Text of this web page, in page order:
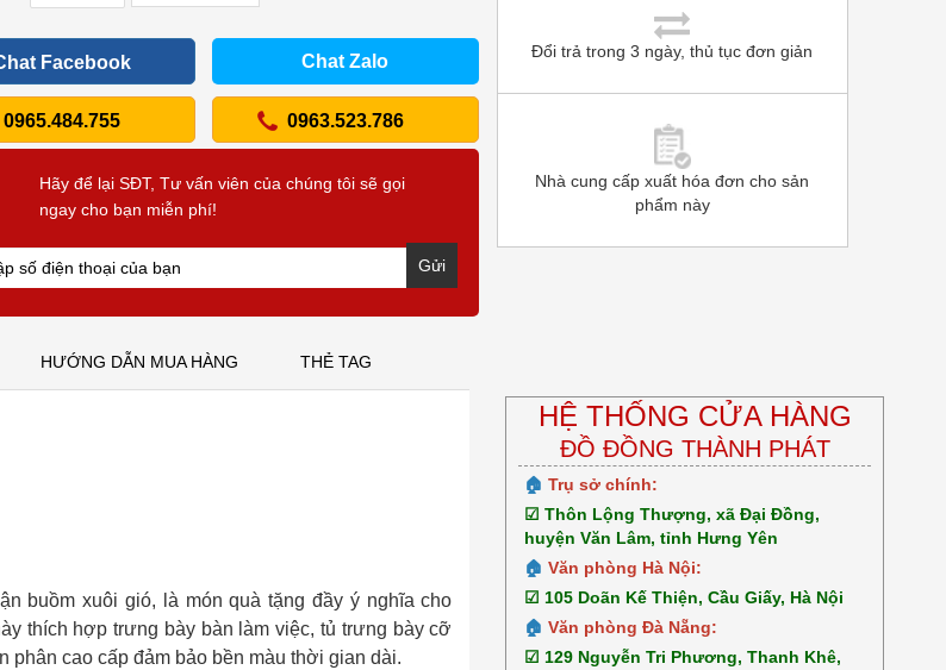
Facebook Chat Zalo
0965.484.755 0963.523.786
Hãy để lại SĐT, Tư vấn viên của chúng tôi sẽ gọi
ngay cho bạn miễn phí!
Gửi
Đổi trả trong 3 ngày, thủ tục đơn giản
Nhà cung cấp xuất hóa đơn cho sản
phẩm này
HƯỚNG DẪN MUA HÀNG THẺ TAG
buồm xuôi gió, là món quà tặng đầy ý nghĩa cho
thích hợp trưng bày bàn làm việc, tủ trưng bày cỡ
cao cấp đảm bảo bền màu thời gian dài.
HỆ THỐNG CỬA HÀNG
ĐỒ ĐỒNG THÀNH PHÁT
🏠Trụ sở chính:
☑ Thôn Lộng Thượng, xã Đại Đồng,
huyện Văn Lâm, tỉnh Hưng Yên
🏠Văn phòng Hà Nội:
☑ 105 Doãn Kế Thiện, Cầu Giấy, Hà Nội
🏠Văn phòng Đà Nẵng:
☑ 129 Nguyễn Tri Phương, Thanh Khê,